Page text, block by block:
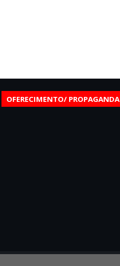
OFERECIMENTO/ PROPAGANDA